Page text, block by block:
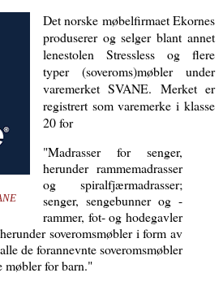
Det norske møbelfirmaet Ekornes
produserer og selger blant annet
lenestolen Stressless og flere
typer (soveroms)møbler under
varemerket SVANE. Merket er
registrert som varemerke i klasse
20 for
"Madrasser for senger,
herunder rammemadrasser
og spiralfjærmadrasser;
senger, sengebunner og -
rammer, fot- og hodegavler
soveromsmøbler i form av
de forannevnte soveromsmøbler
møbler for barn."